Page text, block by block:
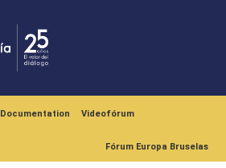
Documentation Videofórum
Fórum Europa Bruselas